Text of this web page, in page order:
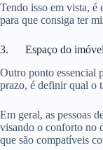
Tendo isso em vista, é
para que consiga ter
3. Espaço do imóvel
Outro ponto essencial
prazo, é definir qual o
Em geral, as pessoas
visando o conforto no
que são compatíveis